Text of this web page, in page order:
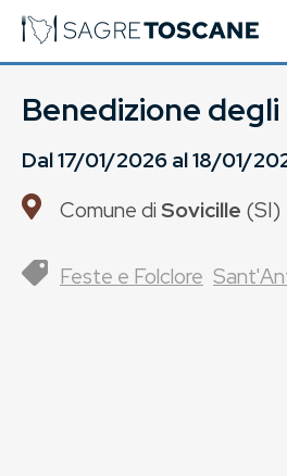
Benedizione degli
Dal17/01/2026al18/01/
Comune diSovicille (SI)
Feste e Folclore